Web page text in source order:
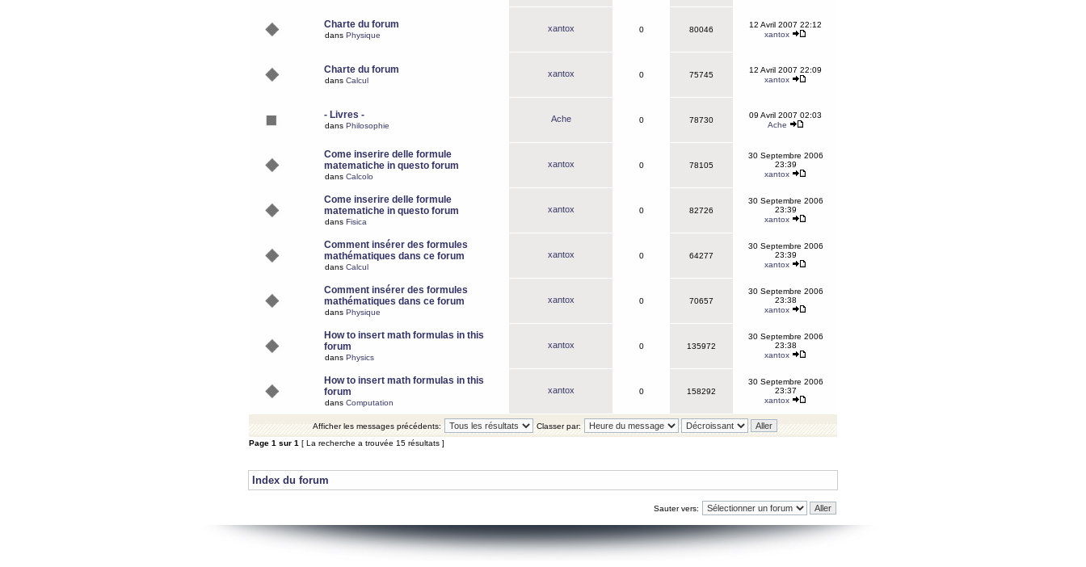
Charte du forum
dans Physique
xantox 0 80046
12 Avril 2007 22:12
xantox
Charte du forum
dans Calcul
xantox 0 75745
12 Avril 2007 22:09
xantox
- Livres -
dans Philosophie
Ache 0 78730
09 Avril 2007 02:03
Ache
Come inserire delle formule
matematiche in questo forum
dans Calcolo
xantox 0 78105
30 Septembre 2006
23:39
xantox
Come inserire delle formule
matematiche in questo forum
dans Fisica
xantox 0 82726
30 Septembre 2006
23:39
xantox
Comment insérer des formules
mathématiques dans ce forum
dans Calcul
xantox 0 64277
30 Septembre 2006
23:39
xantox
Comment insérer des formules
mathématiques dans ce forum
dans Physique
xantox 0 70657
30 Septembre 2006
23:38
xantox
How to insert math formulas in this
forum
dans Physics
xantox 0 135972
30 Septembre 2006
23:38
xantox
How to insert math formulas in this
forum
dans Computation
xantox 0 158292
30 Septembre 2006
23:37
xantox
Afficher les messages précédents:
Classer par:
Page 1 sur 1 [ La recherche a trouvée 15 résultats ]
Index du forum
Sauter vers: